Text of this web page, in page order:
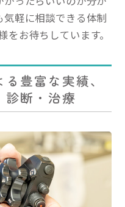
気軽に相談できる体制
お待ちしています。
豊富な実績、
診断・治療